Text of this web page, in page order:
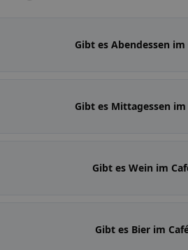
Gibt es Abendessen
Gibt es Mittagessen
Gibt es Wein im
Gibt es Bier im